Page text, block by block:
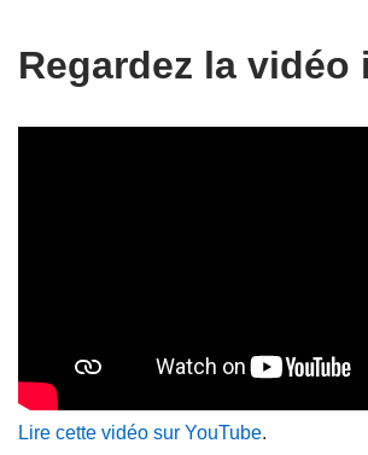
Regardez la vidéo
Lire cette vidéo sur YouTube.